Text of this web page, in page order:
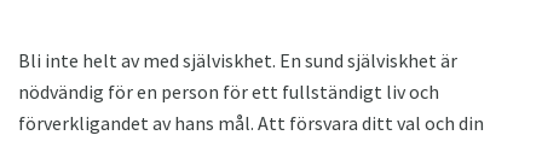
Bli inte helt av med själviskhet. En sund själviskhet är
nödvändig för en person för ett fullständigt liv och
förverkligandet av hans mål. Att försvara ditt val och din